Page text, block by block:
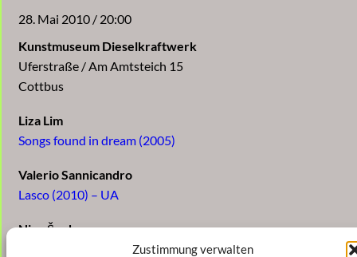
Zustimmung verwalten
28. Mai 2010 / 20:00
Kunstmuseum Dieselkraftwerk
Uferstraße / Am Amtsteich 15
Cottbus
Liza Lim
Songs found in dream (2005)
Valerio Sannicandro
Lasco (2010) – UA
Nina Šenk